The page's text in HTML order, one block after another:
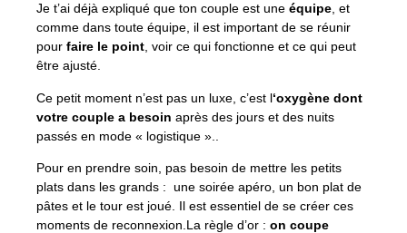
Je t’ai déjà expliqué que ton couple est une équipe, et
comme dans toute équipe, il est important de se réunir
pour faire le point, voir ce qui fonctionne et ce qui peut
être ajusté.
Ce petit moment n’est pas un luxe, c’est l‘oxygène dont
votre couple a besoin après des jours et des nuits
passés en mode « logistique »..
Pour en prendre soin, pas besoin de mettre les petits
plats dans les grands : une soirée apéro, un bon plat de
pâtes et le tour est joué. Il est essentiel de se créer ces
moments de reconnexion.La règle d’or : on coupe